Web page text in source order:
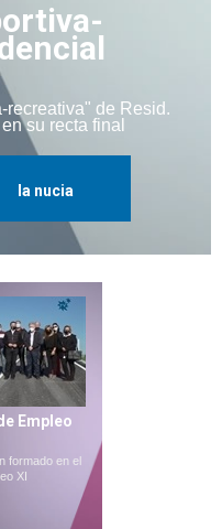
recreativa" de Resid.
su recta final
la nucia
Empleo
formado en el
XI